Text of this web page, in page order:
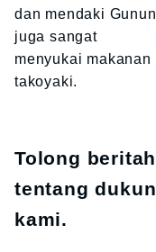
dan mendaki
juga sangat
menyukai
takoyaki.
Tolong
tentang
kami.